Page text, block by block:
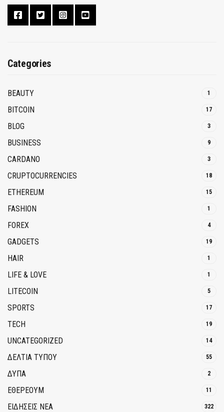
Categories
BEAUTY 1
BITCOIN 17
BLOG 3
BUSINESS 9
CARDANO 3
CRUPTOCURRENCIES 18
ETHEREUM 15
FASHION 1
FOREX 4
GADGETS 19
HAIR 1
LIFE & LOVE 1
LITECOIN 5
SPORTS 17
TECH 19
UNCATEGORIZED 14
ΔΕΛΤΙΑ ΤΥΠΟΥ 55
ΔΥΠΑ 2
ΕΘΈΡΕΟΥΜ 11
ΕΙΔΗΣΕΙΣ ΝΕΑ 322